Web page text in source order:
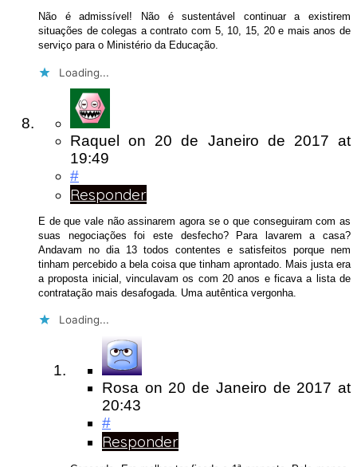
Não é admissível! Não é sustentável continuar a existirem
situações de colegas a contrato com 5, 10, 15, 20 e mais anos de
serviço para o Ministério da Educação.
Loading...
Raquel on 20 de Janeiro de 2017at
19:49
#
Responder
E de que vale não assinarem agora se o que conseguiram com as
suas negociações foi este desfecho? Para lavarem a casa?
Andavam no dia 13 todos contentes e satisfeitos porque nem
tinham percebido a bela coisa que tinham aprontado. Mais justa era
a proposta inicial, vinculavam os com 20 anos e ficava a lista de
contratação mais desafogada. Uma autêntica vergonha.
Loading...
Rosa on 20 de Janeiro de 2017at
20:43
#
Responder